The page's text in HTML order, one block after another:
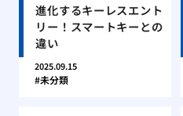
進化するキーレスエント
リー！スマートキーとの
違い
2025.09.15
未分類